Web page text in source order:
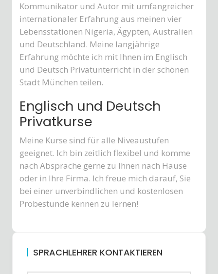
Kommunikator und Autor mit umfangreicher
internationaler Erfahrung aus meinen vier
Lebensstationen Nigeria, Ägypten, Australien
und Deutschland. Meine langjährige
Erfahrung möchte ich mit Ihnen im Englisch
und Deutsch Privatunterricht in der schönen
Stadt München teilen.
Englisch und Deutsch
Privatkurse
Meine Kurse sind für alle Niveaustufen
geeignet. Ich bin zeitlich flexibel und komme
nach Absprache gerne zu Ihnen nach Hause
oder in Ihre Firma. Ich freue mich darauf, Sie
bei einer unverbindlichen und kostenlosen
Probestunde kennen zu lernen!
SPRACHLEHRER KONTAKTIEREN